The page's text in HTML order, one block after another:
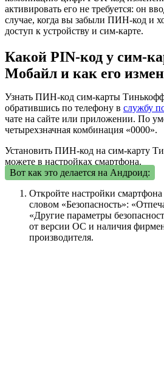
активировать его не требуется: он
случае, когда вы забыли ПИН-код и
доступ к устройству и сим-карте.
Какой PIN-код у сим-
Мобайл и как его
Узнать ПИН-код сим-карты
обратившись по телефону в службу
чате на сайте или приложении. По
четырехзначная комбинация «0000».
Установить ПИН-код на сим-карту
можете в настройках смартфона.
Вот как это делается на Андроид:
Откройте настройки
словом «Безопасность»:
«Другие параметры
от версии ОС и наличия
производителя.